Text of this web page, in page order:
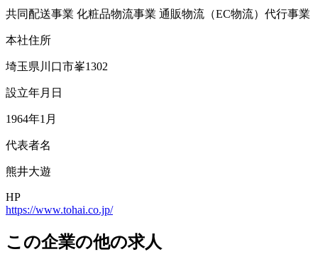
共同配送事業 化粧品物流事業 通販物流（EC物流）代行事業
本社住所
埼玉県川口市峯1302
設立年月日
1964年1月
代表者名
熊井大遊
HP
https://www.tohai.co.jp/
この企業の他の求人